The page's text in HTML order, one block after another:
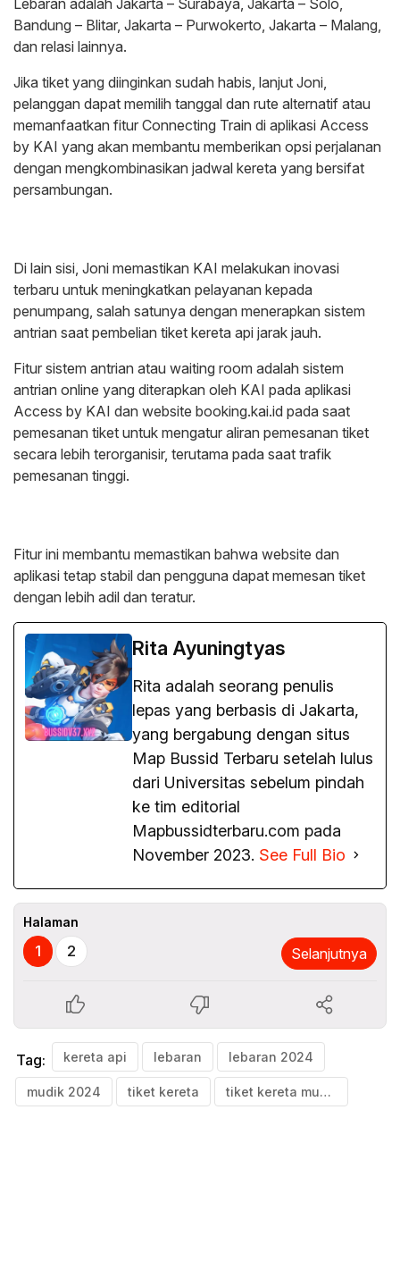
Bandung – Blitar, Jakarta – Purwokerto, Jakarta – Malang,
dan relasi lainnya.
Jika tiket yang diinginkan sudah habis, lanjut Joni,
pelanggan dapat memilih tanggal dan rute alternatif atau
memanfaatkan fitur Connecting Train di aplikasi Access
by KAI yang akan membantu memberikan opsi perjalanan
dengan mengkombinasikan jadwal kereta yang bersifat
persambungan.
Di lain sisi, Joni memastikan KAI melakukan inovasi
terbaru untuk meningkatkan pelayanan kepada
penumpang, salah satunya dengan menerapkan sistem
antrian saat pembelian tiket kereta api jarak jauh.
Fitur sistem antrian atau waiting room adalah sistem
antrian online yang diterapkan oleh KAI pada aplikasi
Access by KAI dan website booking.kai.id pada saat
pemesanan tiket untuk mengatur aliran pemesanan tiket
secara lebih terorganisir, terutama pada saat trafik
pemesanan tinggi.
Fitur ini membantu memastikan bahwa website dan
aplikasi tetap stabil dan pengguna dapat memesan tiket
dengan lebih adil dan teratur.
Rita Ayuningtyas
Rita adalah seorang penulis
lepas yang berbasis di Jakarta,
yang bergabung dengan situs
Map Bussid Terbaru setelah lulus
dari Universitas sebelum pindah
ke tim editorial
Mapbussidterbaru.com pada
November 2023. See Full Bio
Halaman
1 2 Selanjutnya
Tag: kereta api lebaran lebaran 2024
mudik 2024 tiket kereta tiket kereta mudik lebaran